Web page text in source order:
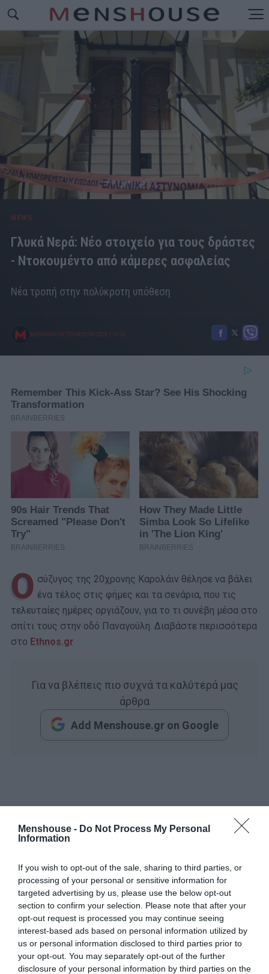
Menshouse - Do Not Process My Personal
Information
If you wish to opt-out of the sale, sharing to third parties, or
processing of your personal or sensitive information for
targeted advertising by us, please use the below opt-out
section to confirm your selection. Please note that after your
opt-out request is processed you may continue seeing
interest-based ads based on personal information utilized by
us or personal information disclosed to third parties prior to
your opt-out. You may separately opt-out of the further
disclosure of your personal information by third parties on the
NEWS
Γλυκά Νερά: Νέο στοιχείο για τους δράστες
- Ντοκουμέντο από κάμερες ασφαλείας
Νέα τροπή στην πολύκροτη υπόθεση
MENSHOUSE TEAM 22/05/2021 13:25
Ο σύζυγος της 20χρονης Καρολάιν θέλησε να βάλει
ένα τέλος στις φήμες και τα σενάρια, που τις
τελευταίες ημέρες οργιάζουν, για το τι συνέβη μέσα στο
σπίτι τους στην οδό Παναγούλη. Διαβάστε περισσότερα
στο Ethnos.gr
Για να βλέπεις πιο συχνά τα καλύτερά μας
άρθρα
Add Menshouse.gr on Google
ΔΗΜΟΦΙΛΕΣΤΕΡΑ ΗΜΕΡΑΣ